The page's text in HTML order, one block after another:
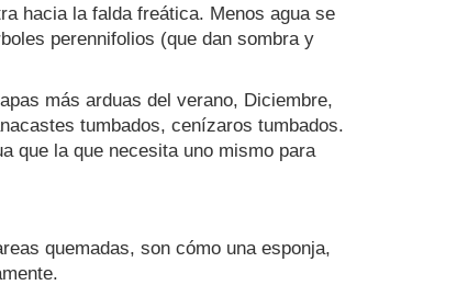
hacia la falda freática. Menos agua se
perennifolios (que dan sombra y
más arduas del verano, Diciembre,
tumbados, cenízaros tumbados.
que la que necesita uno mismo para
quemadas, son cómo una esponja,